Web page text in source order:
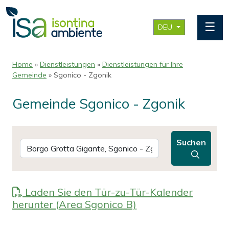
DEU ☰
Home » Dienstleistungen » Dienstleistungen für Ihre
Gemeinde » Sgonico - Zgonik
Gemeinde Sgonico - Zgonik
Suchen
Laden Sie den Tür-zu-Tür-Kalender
herunter (Area Sgonico B)